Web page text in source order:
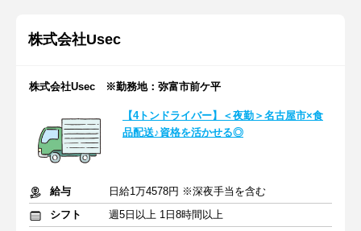
株式会社Usec
株式会社Usec ※勤務地：弥富市前ケ平
【4トンドライバー】＜夜勤＞名古屋市×食
品配送♪資格を活かせる◎
給与
日給1万4578円 ※深夜手当を含む
シフト
週5日以上 1日8時間以上